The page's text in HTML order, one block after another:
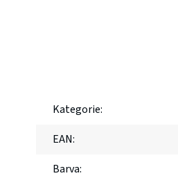
Kategorie:
EAN:
Barva: